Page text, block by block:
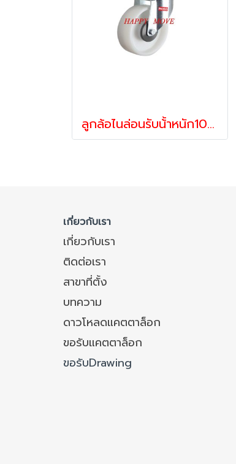
ลูกล้อไนล่อนรับน้้าหนัก100-250กก.แป้นหมุน รุ่น VALUE ยี่ห้อ PAREO 06249,06348,06447
เกี่ยวกับเรา
เกี่ยวกับเรา
ติดต่อเรา
สาขาที่ตั้ง
บทความ
ดาวโหลดแคตตาล็อก
ขอรับแคตตาล็อก
ขอรับDrawing